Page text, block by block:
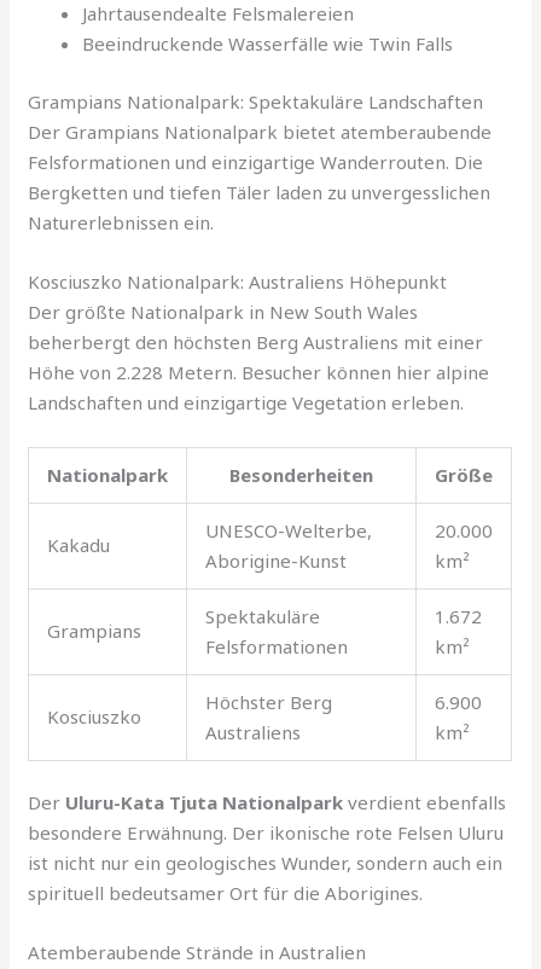
Jahrtausendealte Felsmalereien
Beeindruckende Wasserfälle wie Twin Falls
Grampians Nationalpark: Spektakuläre Landschaften
Der Grampians Nationalpark bietet atemberaubende
Felsformationen und einzigartige Wanderrouten. Die
Bergketten und tiefen Täler laden zu unvergesslichen
Naturerlebnissen ein.
Kosciuszko Nationalpark: Australiens Höhepunkt
Der größte Nationalpark in New South Wales
beherbergt den höchsten Berg Australiens mit einer
Höhe von 2.228 Metern. Besucher können hier alpine
Landschaften und einzigartige Vegetation erleben.
Nationalpark Besonderheiten Größe
Kakadu
UNESCO-Welterbe,
Aborigine-Kunst
20.000
km²
Grampians
Spektakuläre
Felsformationen
1.672
km²
Kosciuszko
Höchster Berg
Australiens
6.900
km²
Der Uluru-Kata Tjuta Nationalpark verdient ebenfalls
besondere Erwähnung. Der ikonische rote Felsen Uluru
ist nicht nur ein geologisches Wunder, sondern auch ein
spirituell bedeutsamer Ort für die Aborigines.
Atemberaubende Strände in Australien